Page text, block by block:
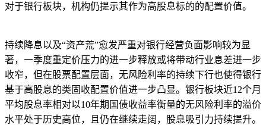
对于银行板块，机构仍提示其作为高股息标的的配置价值。
持续降息以及“资产荒”愈发严重对银行经营负面影响较为显
著，一季度重定价压力的进一步释放或将带动行业息差进一步
收窄，但在股票配置层面，无风险利率的持续下行也使得银行
基于高股息的类固收配置价值进一步凸显。银行板块近12个月
平均股息率相对以10年期国债收益率衡量的无风险利率的溢价
水平处于历史高位，且仍在继续走阔，股息吸引力持续提升。